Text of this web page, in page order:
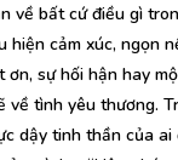
về bất cứ điều gì
hiện cảm xúc, ngọn
ơn, sự hối hận hay
về tình yêu thương.
dậy tinh thần của ai